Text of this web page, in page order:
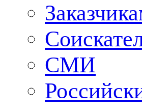
СМИ